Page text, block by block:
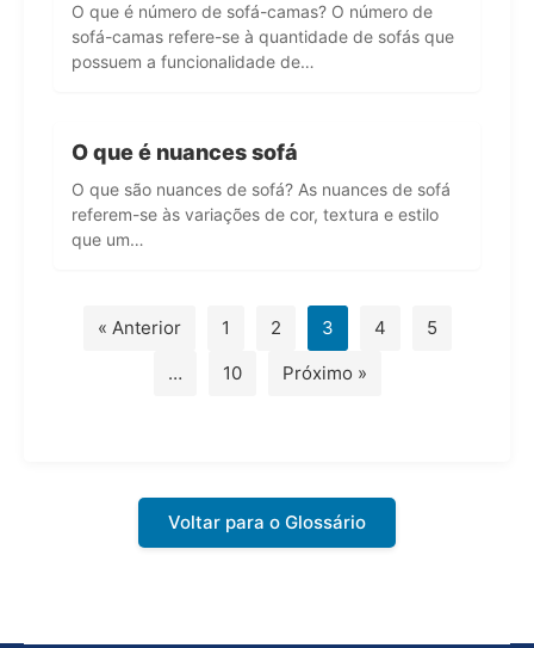
O que é número de sofá-camas? O número de
sofá-camas refere-se à quantidade de sofás que
possuem a funcionalidade de…
O que é nuances sofá
O que são nuances de sofá? As nuances de sofá
referem-se às variações de cor, textura e estilo
que um…
« Anterior 1 2 3 4
5
…
10 Próximo »
Voltar para o Glossário